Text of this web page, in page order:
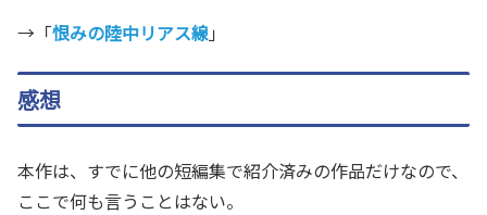
→「恨みの陸中リアス線」
感想
本作は、すでに他の短編集で紹介済みの作品だけなので、
ここで何も言うことはない。